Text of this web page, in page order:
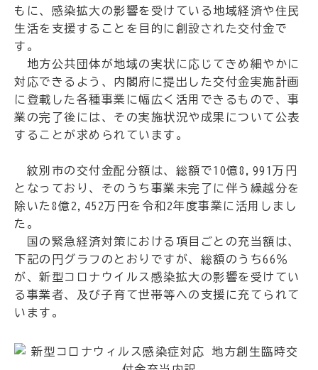
もに、感染拡大の影響を受けている地域経済や住民
生活を支援することを目的に創設された交付金で
す。
地方公共団体が地域の実状に応じてきめ細やかに
対応できるよう、内閣府に提出した交付金実施計画
に登載した各種事業に幅広く活用できるもので、事
業の完了後には、その実施状況や成果について公表
することが求められています。
紋別市の交付金配分額は、総額で10億8,991万円
となっており、そのうち事業未完了に伴う繰越分を
除いた8億2,452万円を令和2年度事業に活用しまし
た。
国の緊急経済対策における項目ごとの充当額は、
下記の円グラフのとおりですが、総額のうち66％
が、新型コロナウイルス感染拡大の影響を受けてい
る事業者、及び子育て世帯等への支援に充てられて
います。